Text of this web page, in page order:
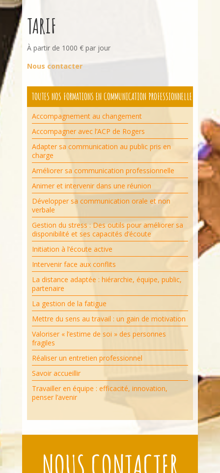
TARIF
À partir de 1000 € par jour
Nous contacter
TOUTES NOS FORMATIONS EN COMMUNICATION PROFESSIONNELLE
Accompagnement au changement
Accompagner avec l’ACP de Rogers
Adapter sa communication au public pris en
charge
Améliorer sa communication professionnelle
Animer et intervenir dans une réunion
Développer sa communication orale et non
verbale
Gestion du stress : Des outils pour améliorer sa
disponibilité et ses capacités d’écoute
Initiation à l’écoute active
Intervenir face aux conflits
La distance adaptée : hiérarchie, équipe, public,
partenaire
La gestion de la fatigue
Mettre du sens au travail : un gain de motivation
Valoriser « l’estime de soi » des personnes
fragiles
Réaliser un entretien professionnel
Savoir accueillir
Travailler en équipe : efficacité, innovation,
penser l’avenir
NOUS CONTACTER